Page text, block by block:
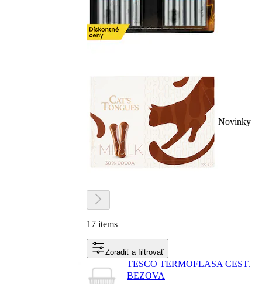
Novinky
17 items
Zoradiť a filtrovať
TESCO TERMOFLASA CEST.
BEZOVA